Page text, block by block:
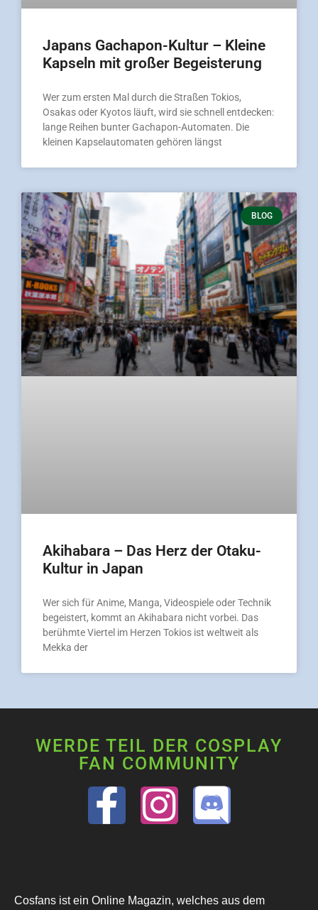
Japans Gachapon-Kultur – Kleine
Kapseln mit großer Begeisterung
Wer zum ersten Mal durch die Straßen Tokios,
Osakas oder Kyotos läuft, wird sie schnell entdecken:
lange Reihen bunter Gachapon-Automaten. Die
kleinen Kapselautomaten gehören längst
BLOG
Akihabara – Das Herz der Otaku-
Kultur in Japan
Wer sich für Anime, Manga, Videospiele oder Technik
begeistert, kommt an Akihabara nicht vorbei. Das
berühmte Viertel im Herzen Tokios ist weltweit als
Mekka der
WERDE TEIL DER COSPLAY
FAN COMMUNITY
Cosfans ist ein Online Magazin, welches aus dem